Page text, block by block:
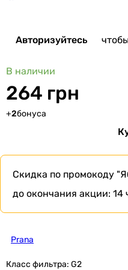
Авторизуйтесь
В наличии
264 грн
+2бонуса
Скидка по промокоду
до окончания акции: 14
Prana
Класс фильтра: G2